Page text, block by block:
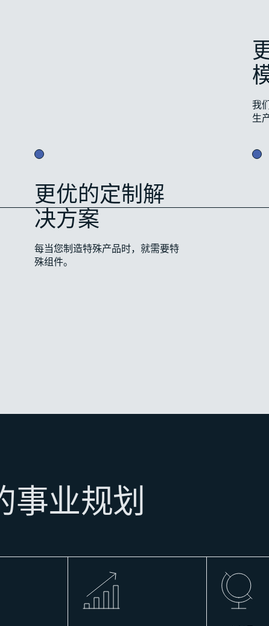
我
生
更优的定制解
决方案
每当您制造特殊产品时，就需要特
殊组件。
事业规划